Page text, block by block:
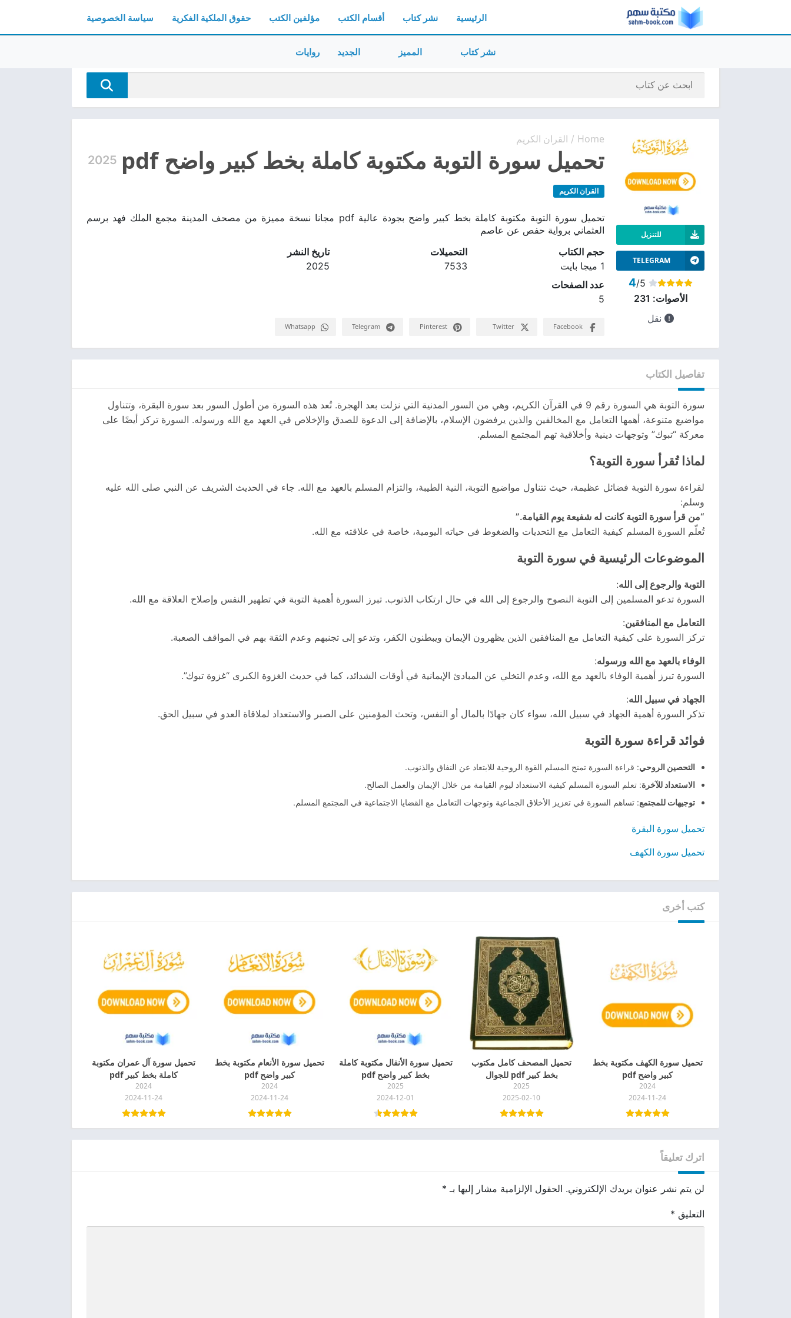
الرئيسية نشر كتاب أقسام الكتب مؤلفين الكتب حقوق الملكية الفكرية سياسة الخصوصية
نشر كتاب المميز الجديد روايات
Home
/ القران الكريم
تحميل سورة التوبة مكتوبة كاملة بخط كبير واضح pdf 2025
القران الكريم
تحميل سورة التوبة مكتوبة كاملة بخط كبير واضح بجودة عالية pdf مجانا نسخة مميزة من مصحف المدينة مجمع الملك فهد برسم
العثماني برواية حفص عن عاصم
للتنزيل
TELEGRAM
4/5
الأصوات: 231
نقل
حجم الكتاب
1 ميجا بايت
التحميلات
7533
تاريخ النشر
2025
عدد الصفحات
5
Facebook
Twitter
Pinterest
Telegram
Whatsapp
تفاصيل الكتاب
سورة التوبة هي السورة رقم 9 في القرآن الكريم، وهي من السور المدنية التي نزلت بعد الهجرة. تُعد هذه السورة من أطول السور بعد سورة البقرة، وتتناول
مواضيع متنوعة، أهمها التعامل مع المخالفين والذين يرفضون الإسلام، بالإضافة إلى الدعوة للصدق والإخلاص في العهد مع الله ورسوله. السورة تركز أيضًا على
معركة “تبوك” وتوجهات دينية وأخلاقية تهم المجتمع المسلم.
لماذا تُقرأ سورة التوبة؟
لقراءة سورة التوبة فضائل عظيمة، حيث تتناول مواضيع التوبة، النية الطيبة، والتزام المسلم بالعهد مع الله. جاء في الحديث الشريف عن النبي صلى الله عليه
وسلم:
“من قرأ سورة التوبة كانت له شفيعة يوم القيامة.”
تُعلّم السورة المسلم كيفية التعامل مع التحديات والضغوط في حياته اليومية، خاصة في علاقته مع الله.
الموضوعات الرئيسية في سورة التوبة
التوبة والرجوع إلى الله:
السورة تدعو المسلمين إلى التوبة النصوح والرجوع إلى الله في حال ارتكاب الذنوب. تبرز السورة أهمية التوبة في تطهير النفس وإصلاح العلاقة مع الله.
التعامل مع المنافقين:
تركز السورة على كيفية التعامل مع المنافقين الذين يظهرون الإيمان ويبطنون الكفر، وتدعو إلى تجنبهم وعدم الثقة بهم في المواقف الصعبة.
الوفاء بالعهد مع الله ورسوله:
السورة تبرز أهمية الوفاء بالعهد مع الله، وعدم التخلي عن المبادئ الإيمانية في أوقات الشدائد، كما في حديث الغزوة الكبرى “غزوة تبوك”.
الجهاد في سبيل الله:
تذكر السورة أهمية الجهاد في سبيل الله، سواء كان جهادًا بالمال أو النفس، وتحث المؤمنين على الصبر والاستعداد لملاقاة العدو في سبيل الحق.
فوائد قراءة سورة التوبة
التحصين الروحي: قراءة السورة تمنح المسلم القوة الروحية للابتعاد عن النفاق والذنوب.
الاستعداد للآخرة: تعلم السورة المسلم كيفية الاستعداد ليوم القيامة من خلال الإيمان والعمل الصالح.
توجيهات للمجتمع: تساهم السورة في تعزيز الأخلاق الجماعية وتوجهات التعامل مع القضايا الاجتماعية في المجتمع المسلم.
تحميل سورة البقرة
تحميل سورة الكهف
كتب أخرى
تحميل سورة الكهف مكتوبة بخط
كبير واضح pdf
2024
2024-11-24
تحميل المصحف كامل مكتوب
بخط كبير pdf للجوال
2025
2025-02-10
تحميل سورة الأنفال مكتوبة كاملة
بخط كبير واضح pdf
2025
2024-12-01
تحميل سورة الأنعام مكتوبة بخط
كبير واضح pdf
2024
2024-11-24
تحميل سورة آل عمران مكتوبة
كاملة بخط كبير pdf
2024
2024-11-24
اترك تعليقاً
لن يتم نشر عنوان بريدك الإلكتروني. الحقول الإلزامية مشار إليها بـ *
التعليق *